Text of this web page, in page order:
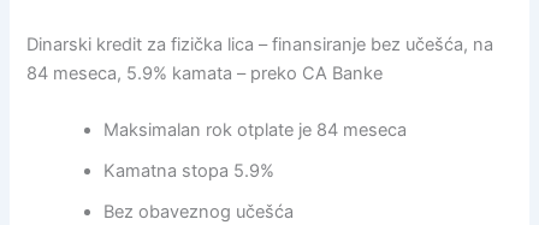
Dinarski kredit za fizička lica – finansiranje bez učešća, na
84 meseca, 5.9% kamata – preko CA Banke
Maksimalan rok otplate je 84 meseca
Kamatna stopa 5.9%
Bez obaveznog učešća